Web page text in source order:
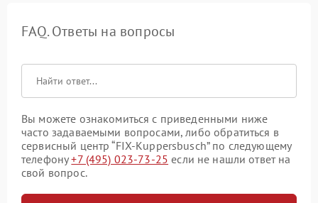
FAQ. Ответы на вопросы
Вы можете ознакомиться с приведенными ниже
часто задаваемыми вопросами, либо обратиться в
сервисный центр “FIX-Kuppersbusch” по следующему
телефону+7 (495) 023-73-25 если не нашли ответ на
свой вопрос.